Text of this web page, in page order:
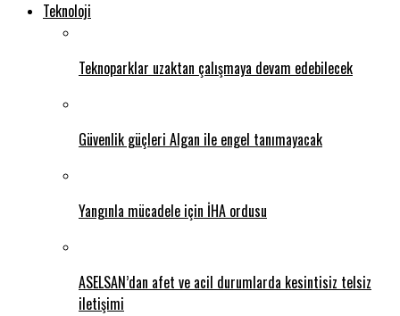
Teknoloji
Teknoparklar uzaktan çalışmaya devam edebilecek
Güvenlik güçleri Algan ile engel tanımayacak
Yangınla mücadele için İHA ordusu
ASELSAN’dan afet ve acil durumlarda kesintisiz telsiz
iletişimi